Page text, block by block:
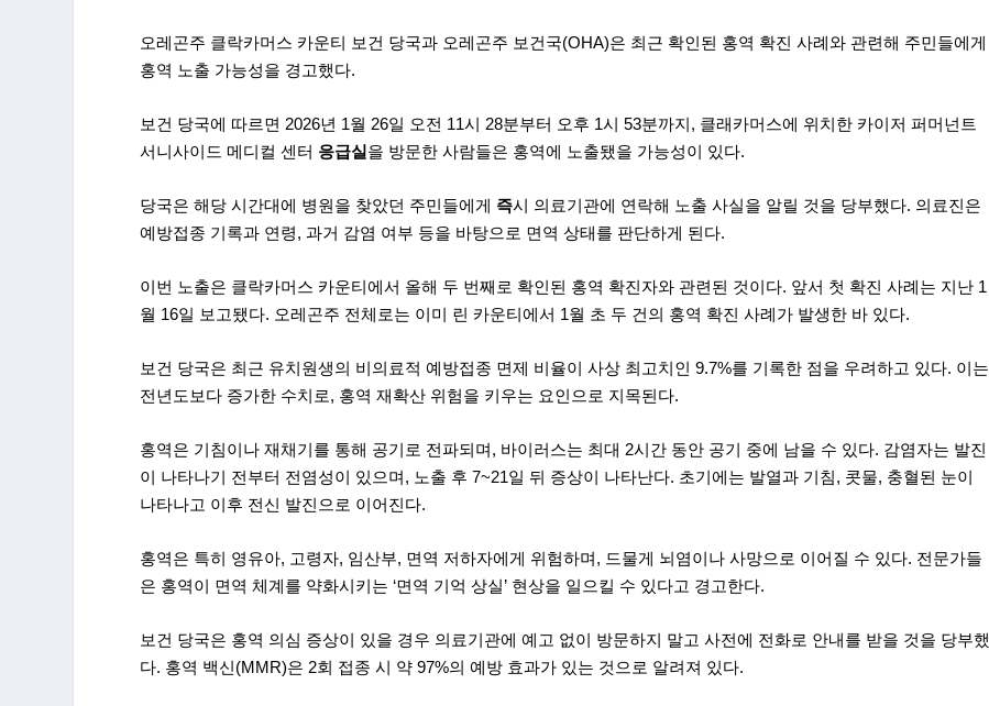
오레곤주 클락카머스 카운티 보건 당국과 오레곤주 보건국(OHA)은 최근 확인된 홍역 확진 사례와 관련해 주민들에게
홍역 노출 가능성을 경고했다.
보건 당국에 따르면 2026년 1월 26일 오전 11시 28분부터 오후 1시 53분까지, 클래카머스에 위치한 카이저 퍼머넌트
서니사이드 메디컬 센터 응급실을 방문한 사람들은 홍역에 노출됐을 가능성이 있다.
당국은 해당 시간대에 병원을 찾았던 주민들에게 즉시 의료기관에 연락해 노출 사실을 알릴 것을 당부했다. 의료진은
예방접종 기록과 연령, 과거 감염 여부 등을 바탕으로 면역 상태를 판단하게 된다.
이번 노출은 클락카머스 카운티에서 올해 두 번째로 확인된 홍역 확진자와 관련된 것이다. 앞서 첫 확진 사례는 지난 1
월 16일 보고됐다. 오레곤주 전체로는 이미 린 카운티에서 1월 초 두 건의 홍역 확진 사례가 발생한 바 있다.
보건 당국은 최근 유치원생의 비의료적 예방접종 면제 비율이 사상 최고치인 9.7%를 기록한 점을 우려하고 있다. 이는
전년도보다 증가한 수치로, 홍역 재확산 위험을 키우는 요인으로 지목된다.
홍역은 기침이나 재채기를 통해 공기로 전파되며, 바이러스는 최대 2시간 동안 공기 중에 남을 수 있다. 감염자는 발진
이 나타나기 전부터 전염성이 있으며, 노출 후 7~21일 뒤 증상이 나타난다. 초기에는 발열과 기침, 콧물, 충혈된 눈이
나타나고 이후 전신 발진으로 이어진다.
홍역은 특히 영유아, 고령자, 임산부, 면역 저하자에게 위험하며, 드물게 뇌염이나 사망으로 이어질 수 있다. 전문가들
은 홍역이 면역 체계를 약화시키는 ‘면역 기억 상실’ 현상을 일으킬 수 있다고 경고한다.
보건 당국은 홍역 의심 증상이 있을 경우 의료기관에 예고 없이 방문하지 말고 사전에 전화로 안내를 받을 것을 당부했
다. 홍역 백신(MMR)은 2회 접종 시 약 97%의 예방 효과가 있는 것으로 알려져 있다.